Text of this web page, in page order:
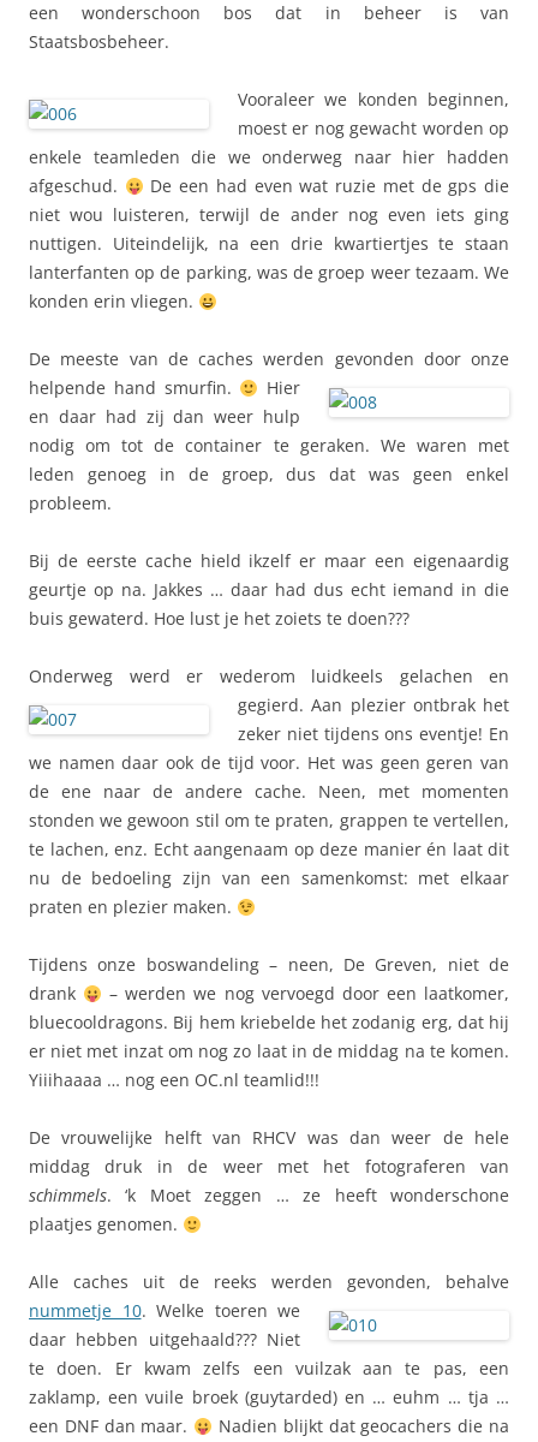
een wonderschoon bos dat in beheer is van
Staatsbosbeheer.
Vooraleer we konden beginnen,
moest er nog gewacht worden op
enkele teamleden die we onderweg naar hier hadden
afgeschud.
De een had even wat ruzie met de gps die
niet wou luisteren, terwijl de ander nog even iets ging
nuttigen. Uiteindelijk, na een drie kwartiertjes te staan
lanterfanten op de parking, was de groep weer tezaam. We
konden erin vliegen.
De meeste van de caches werden gevonden door onze
helpende hand smurfin.
Hier
en daar had zij dan weer hulp
nodig om tot de container te geraken. We waren met
leden genoeg in de groep, dus dat was geen enkel
probleem.
Bij de eerste cache hield ikzelf er maar een eigenaardig
geurtje op na. Jakkes … daar had dus echt iemand in die
buis gewaterd. Hoe lust je het zoiets te doen???
Onderweg werd er wederom luidkeels gelachen en
gegierd. Aan plezier ontbrak het
zeker niet tijdens ons eventje! En
we namen daar ook de tijd voor. Het was geen geren van
de ene naar de andere cache. Neen, met momenten
stonden we gewoon stil om te praten, grappen te vertellen,
te lachen, enz. Echt aangenaam op deze manier én laat dit
nu de bedoeling zijn van een samenkomst: met elkaar
praten en plezier maken.
Tijdens onze boswandeling – neen, De Greven, niet de
drank
– werden we nog vervoegd door een laatkomer,
bluecooldragons. Bij hem kriebelde het zodanig erg, dat hij
er niet met inzat om nog zo laat in de middag na te komen.
Yiiihaaaa … nog een OC.nl teamlid!!!
De vrouwelijke helft van RHCV was dan weer de hele
middag druk in de weer met het fotograferen van
schimmels. ‘k Moet zeggen … ze heeft wonderschone
plaatjes genomen.
Alle caches uit de reeks werden gevonden, behalve
nummetje 10. Welke toeren we
daar hebben uitgehaald??? Niet
te doen. Er kwam zelfs een vuilzak aan te pas, een
zaklamp, een vuile broek (guytarded) en … euhm … tja …
een DNF dan maar.
Nadien blijkt dat geocachers die na